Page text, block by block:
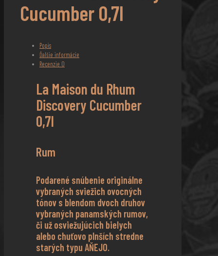
Cucumber 0,7l
Popis
Ďalšie informácie
Recenzie 0
La Maison du Rhum
Discovery Cucumber
0,7l
Rum
Podarené snúbenie originálne
vybraných sviežich ovocných
tónov s blendom dvoch druhov
vybraných panamských rumov,
či už osviežujúcich bielych
alebo chuťovo plnších stredne
starých typu AŇEJO.